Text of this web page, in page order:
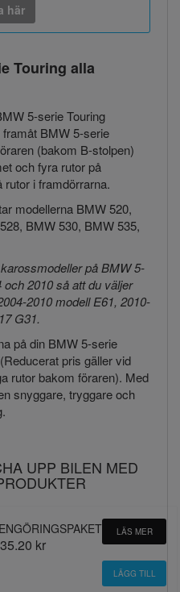
här
Touring alla
5-serie Touring
BMW 5-serie
(bakom B-stolpen)
och fyra rutor på
i framdörrarna.
modellerna BMW 520,
BMW 530, BMW 535,
på BMW 5-
2010 så att du väljer
2010 modell E61, 2010-
G31.
på din BMW 5-serie
pris gäller vid
rutor bakom föraren). Med
snyggare, tryggare och
UPP BILEN MED
kr
LÄS MER